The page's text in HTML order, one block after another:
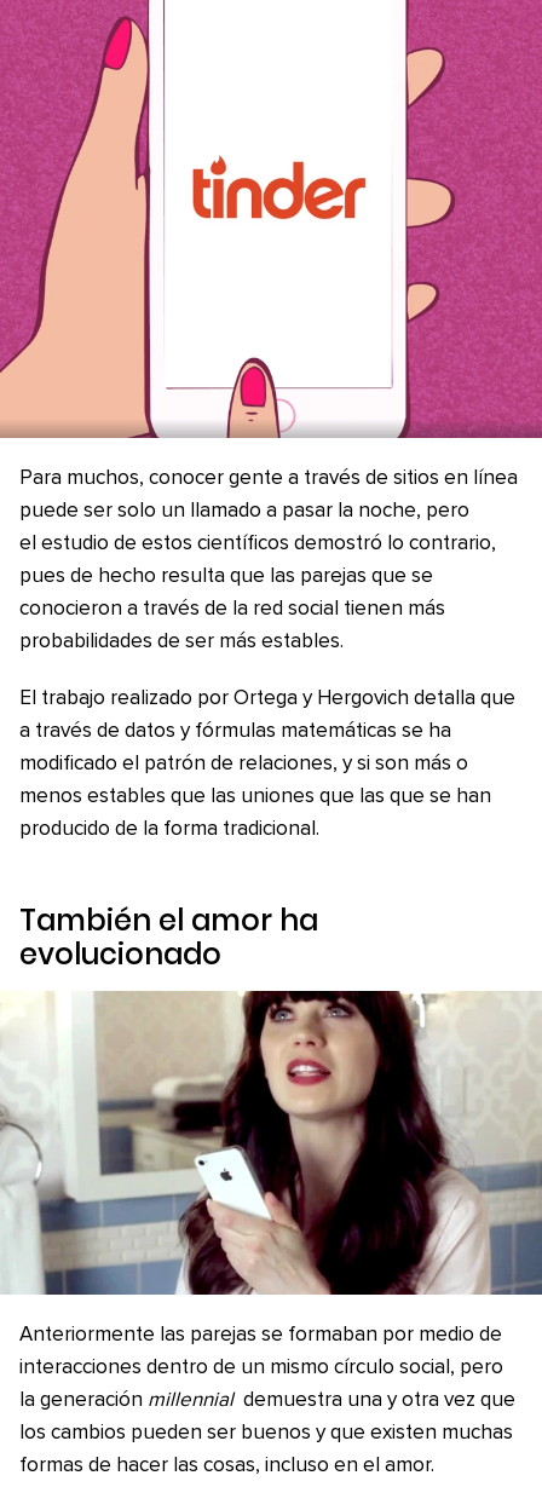
Para muchos, conocer gente a través de sitios en línea
puede ser solo un llamado a pasar la noche, pero
el estudio de estos científicos demostró lo contrario,
pues de hecho resulta que las parejas que se
conocieron a través de la red social tienen más
probabilidades de ser más estables.
El trabajo realizado por Ortega y Hergovich detalla que
a través de datos y fórmulas matemáticas se ha
modificado el patrón de relaciones, y si son más o
menos estables que las uniones que las que se han
producido de la forma tradicional.
También el amor ha
evolucionado
Anteriormente las parejas se formaban por medio de
interacciones dentro de un mismo círculo social, pero
la generación millennial demuestra una y otra vez que
los cambios pueden ser buenos y que existen muchas
formas de hacer las cosas, incluso en el amor.